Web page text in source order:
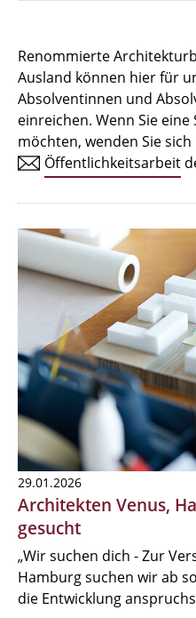
RUNDGANG 26
Zulassungsverfahren
Bachelor Architektur
Bachelor Architektur+
Master Architektur
Qualifikationsprofil
Lehrveranstaltungen
International
Institute
Einrichtungen
Zeichensäle
MBW |
Alumni | cloud club
Dokumente und
Renommierte
Ausland können hier für
Absolventinnen und
einreichen. Wenn Sie
möchten, wenden Sie
Öffentlichkeitsarbeit
29.01.2026
Architekten Venus,
gesucht
„Wir suchen dich - Zur
Hamburg suchen wir ab
die Entwicklung